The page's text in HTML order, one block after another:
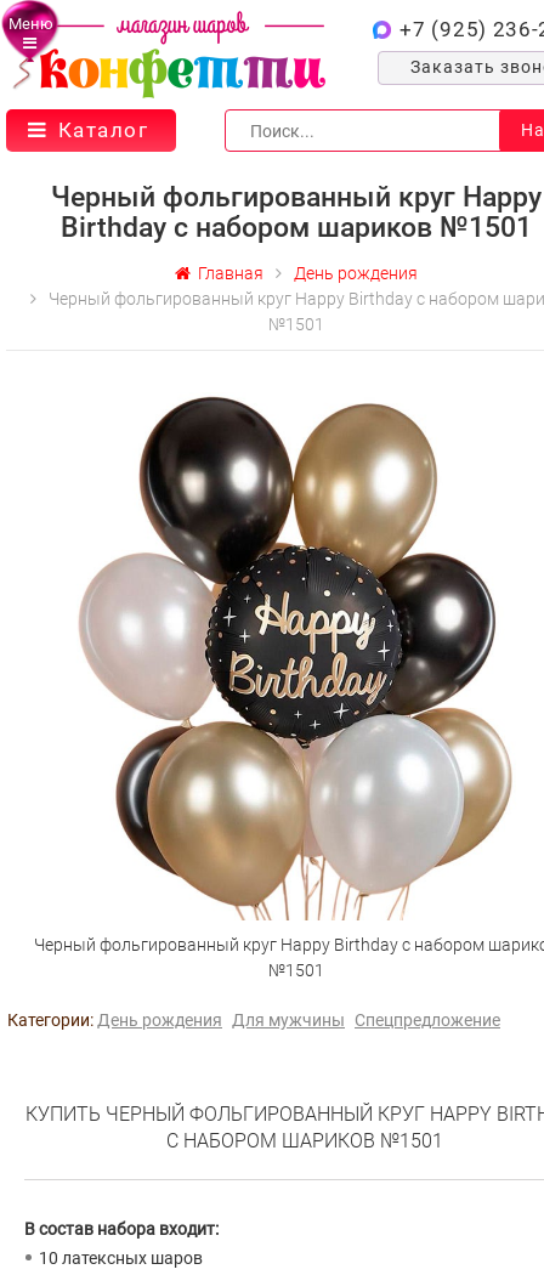
Меню +7 (925) 236-
Заказать
Каталог
Черный фольгированный круг Happy
Birthday с набором шариков №1501
Главная
День рождения
Черный фольгированный круг Happy Birthday с набором
№1501
Черный фольгированный круг Happy Birthday с набором
№1501
Категории: День рождения Для мужчины Спецпредложение
КУПИТЬ ЧЕРНЫЙ ФОЛЬГИРОВАННЫЙ КРУГ HAPPY
С НАБОРОМ ШАРИКОВ №1501
В состав набора входит:
10 латексных шаров